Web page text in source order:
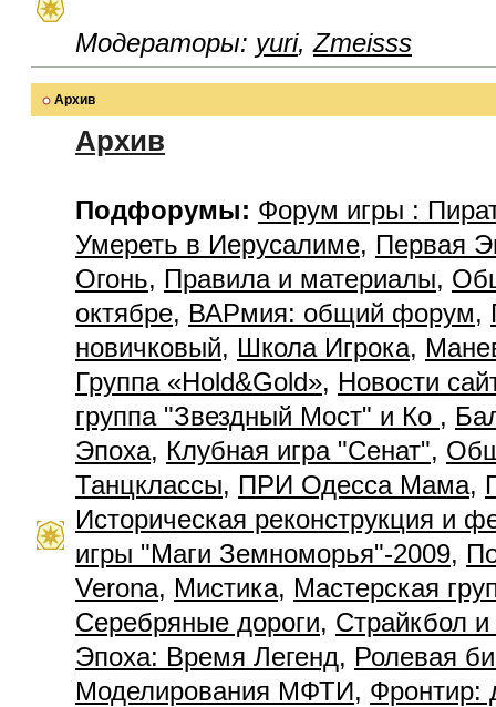
Модераторы: yuri,Zmeisss
Архив
Архив
Подфорумы: Форум игры :
Умереть в Иерусалиме, Первая
Огонь, Правила и материалы,
октябре, ВАРмия: общий форум,
новичковый, Школа Игрока,
Группа «Hold&Gold», Новости
группа "Звездный Мост" и Ко ,
Эпоха, Клубная игра "Сенат",
Танцклассы, ПРИ Одесса Мама,
Историческая реконструкция и
игры "Маги Земноморья"-2009,
Verona, Мистика, Мастерская
Серебряные дороги, Страйкбол и
Эпоха: Время Легенд, Ролевая
Моделирования МФТИ, Фронтир: